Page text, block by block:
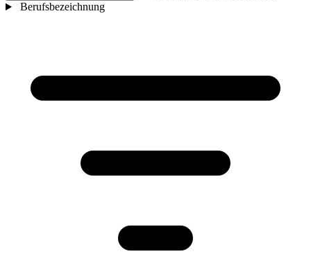
Berufsbezeichnung